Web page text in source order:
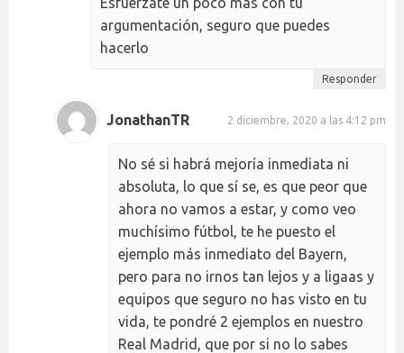
argumentación, seguro que puedes
hacerlo
Responder
JonathanTR 2 diciembre, 2020 a las 4:12 pm
No sé si habrá mejoría inmediata ni
absoluta, lo que sí se, es que peor que
ahora no vamos a estar, y como veo
muchísimo fútbol, te he puesto el
ejemplo más inmediato del Bayern,
pero para no irnos tan lejos y a ligaas y
equipos que seguro no has visto en tu
vida, te pondré 2 ejemplos en nuestro
Real Madrid, que por si no lo sabes